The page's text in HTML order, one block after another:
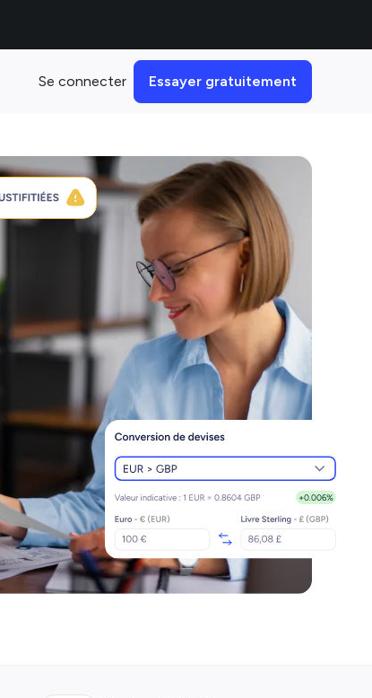
Se connecter Essayer gratuitement